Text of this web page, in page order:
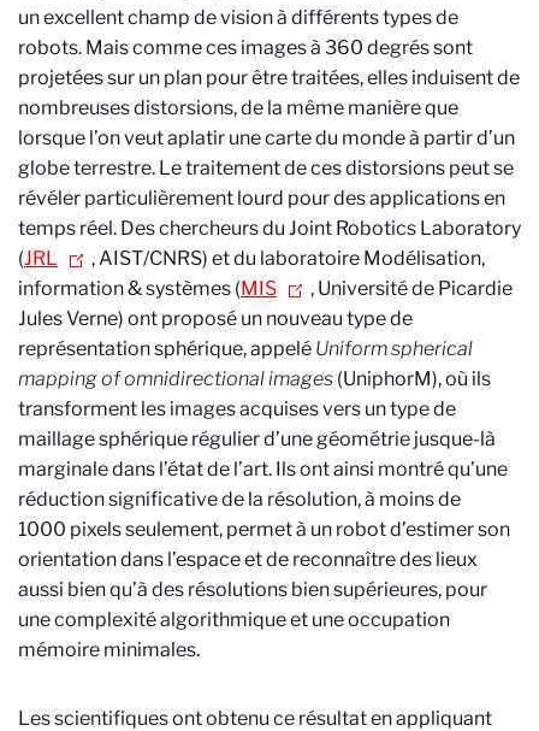
un excellent champ de vision à différents types de
robots. Mais comme ces images à 360 degrés sont
projetées sur un plan pour être traitées, elles induisent de
nombreuses distorsions, de la même manière que
lorsque l’on veut aplatir une carte du monde à partir d’un
globe terrestre. Le traitement de ces distorsions peut se
révéler particulièrement lourd pour des applications en
temps réel. Des chercheurs du Joint Robotics Laboratory
(JRL
, AIST/CNRS) et du laboratoire Modélisation,
information & systèmes (MIS
, Université de Picardie
Jules Verne) ont proposé un nouveau type de
représentation sphérique, appelé Uniform spherical
mapping of omnidirectional images (UniphorM), où ils
transforment les images acquises vers un type de
maillage sphérique régulier d’une géométrie jusque-là
marginale dans l’état de l’art. Ils ont ainsi montré qu’une
réduction significative de la résolution, à moins de
1000 pixels seulement, permet à un robot d’estimer son
orientation dans l’espace et de reconnaître des lieux
aussi bien qu’à des résolutions bien supérieures, pour
une complexité algorithmique et une occupation
mémoire minimales.
Les scientifiques ont obtenu ce résultat en appliquant